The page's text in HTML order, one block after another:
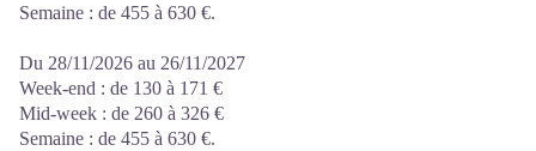
Semaine : de 455 à 630 €.
Du 28/11/2026 au 26/11/2027
Week-end : de 130 à 171 €
Mid-week : de 260 à 326 €
Semaine : de 455 à 630 €.